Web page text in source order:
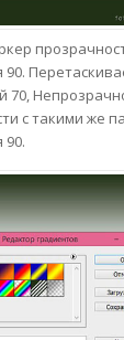
70,
с такими же
90.